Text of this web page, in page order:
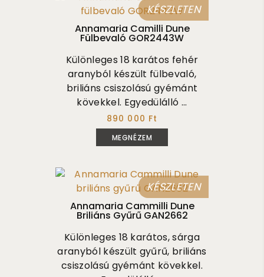
KÉSZLETEN
Annamaria Camilli Dune
Fülbevaló GOR2443W
Különleges 18 karátos fehér
aranyból készült fülbevaló,
briliáns csiszolású gyémánt
kövekkel. Egyedülálló ...
890 000 Ft
MEGNÉZEM
KÉSZLETEN
Annamaria Cammilli Dune
Briliáns Gyűrű GAN2662
Különleges 18 karátos, sárga
aranyból készült gyűrű, briliáns
csiszolású gyémánt kövekkel.